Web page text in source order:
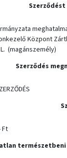
Központ
(magánszemély)
Szerződés
Ft
természetbeni